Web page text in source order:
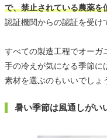
で、禁止されている農薬を
認証機関からの認証を受け
すべての製造工程でオーガ
手の冷えが気になる季節に
素材を選ぶのもいいでしょ
暑い季節は風通しがい